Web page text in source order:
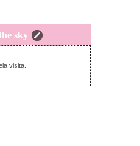
sky
segunda-feira, outubro 14, 2013
visita.